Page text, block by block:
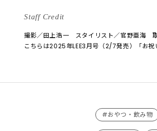
Staff Credit
撮影／田上浩一 スタイリスト／官野亜海
こちらは2025年LEE3月号（2/7発売）「お
#おやつ・飲み物